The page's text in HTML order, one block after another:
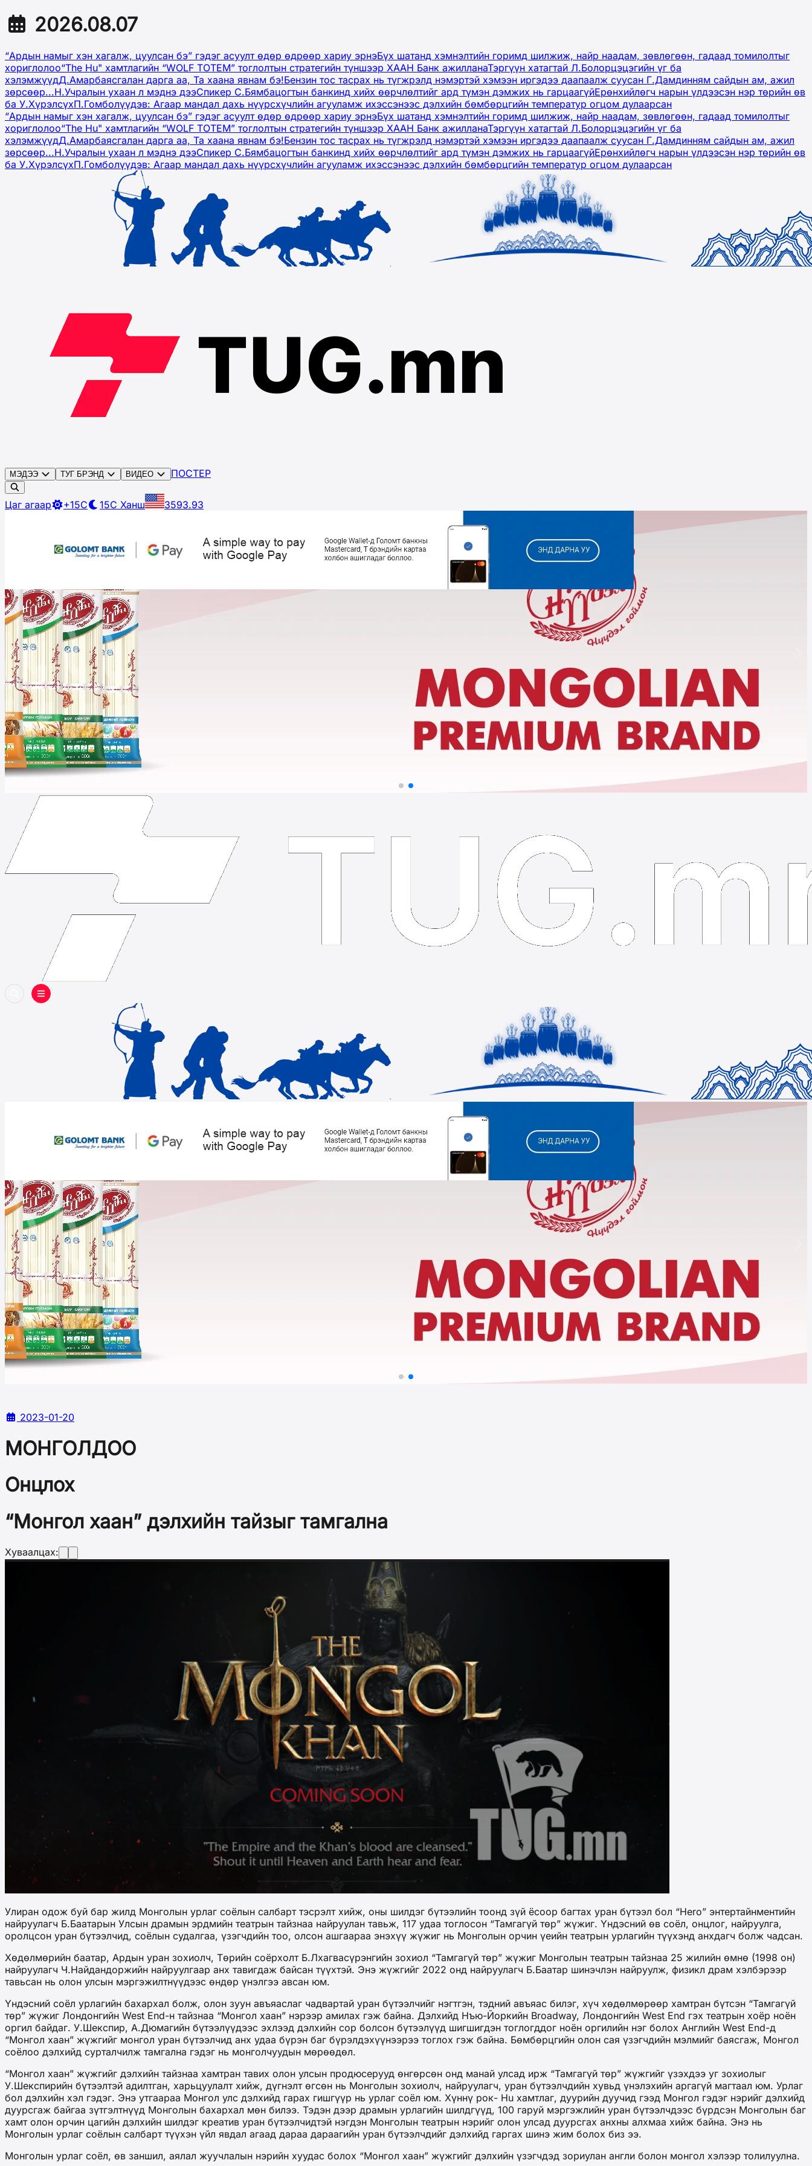
2026.08.07
“Ардын намыг хэн хагалж, цуулсан бэ” гэдэг асуулт өдөр өдрөөр хариу эрнэБүх шатанд хэмнэлтийн горимд шилжиж, найр наадам, зөвлөгөөн, гадаад томилолтыг
хориглолоо“The Hu" хамтлагийн “WOLF TOTEM” тоглолтын стратегийн түншээр ХААН Банк ажилланаТэргүүн хатагтай Л.Болорцэцэгийн үг ба
хэлэмжүүдД.Амарбаясгалан дарга аа, Та хаана явнам бэ!Бензин тос тасрах нь түгжрэлд нэмэртэй хэмээн иргэдээ даапаалж суусан Г.Дамдинням сайдын ам, ажил
зөрсөөр...Н.Учралын ухаан л мэднэ дээСпикер С.Бямбацогтын банкинд хийх өөрчлөлтийг ард түмэн дэмжих нь гарцаагүйЕрөнхийлөгч нарын үлдээсэн нэр төрийн өв
ба У.ХүрэлсүхП.Гомболүүдэв: Агаар мандал дахь нүүрсхүчлийн агууламж ихэссэнээс дэлхийн бөмбөрцгийн температур огцом дулаарсан
“Ардын намыг хэн хагалж, цуулсан бэ” гэдэг асуулт өдөр өдрөөр хариу эрнэБүх шатанд хэмнэлтийн горимд шилжиж, найр наадам, зөвлөгөөн, гадаад томилолтыг
хориглолоо“The Hu" хамтлагийн “WOLF TOTEM” тоглолтын стратегийн түншээр ХААН Банк ажилланаТэргүүн хатагтай Л.Болорцэцэгийн үг ба
хэлэмжүүдД.Амарбаясгалан дарга аа, Та хаана явнам бэ!Бензин тос тасрах нь түгжрэлд нэмэртэй хэмээн иргэдээ даапаалж суусан Г.Дамдинням сайдын ам, ажил
зөрсөөр...Н.Учралын ухаан л мэднэ дээСпикер С.Бямбацогтын банкинд хийх өөрчлөлтийг ард түмэн дэмжих нь гарцаагүйЕрөнхийлөгч нарын үлдээсэн нэр төрийн өв
ба У.ХүрэлсүхП.Гомболүүдэв: Агаар мандал дахь нүүрсхүчлийн агууламж ихэссэнээс дэлхийн бөмбөрцгийн температур огцом дулаарсан
МЭДЭЭ ТУГ БРЭНД ВИДЕО ПОСТЕР
Цаг агаар +15C 15C Ханш 3593.93
2023-01-20
МОНГОЛДОО
Онцлох
“Монгол хаан” дэлхийн тайзыг тамгална
Хуваалцах:
Улиран одож буй бар жилд Монголын урлаг соёлын салбарт тэсрэлт хийж, оны шилдэг бүтээлийн тоонд зүй ёсоор багтах уран бүтээл бол “Hero” энтертайнментийн
найруулагч Б.Баатарын Улсын драмын эрдмийн театрын тайзнаа найруулан тавьж, 117 удаа тоглосон “Тамгагүй төр” жүжиг. Үндэсний өв соёл, онцлог, найруулга,
оролцсон уран бүтээлчид, соёлын судалгаа, үзэгчдийн тоо, олсон ашгаараа энэхүү жүжиг нь Монголын орчин үеийн театрын урлагийн түүхэнд анхдагч болж чадсан.
Хөдөлмөрийн баатар, Ардын уран зохиолч, Төрийн соёрхолт Б.Лхагвасүрэнгийн зохиол “Тамгагүй төр” жүжиг Монголын театрын тайзнаа 25 жилийн өмнө (1998 он)
найруулагч Ч.Найдандоржийн найруулгаар анх тавигдаж байсан түүхтэй. Энэ жүжгийг 2022 онд найруулагч Б.Баатар шинэчлэн найруулж, физикл драм хэлбэрээр
тавьсан нь олон улсын мэргэжилтнүүдээс өндөр үнэлгээ авсан юм.
Үндэсний соёл урлагийн бахархал болж, олон зуун авъяаслаг чадвартай уран бүтээлчийг нэгтгэн, тэдний авъяас билэг, хүч хөдөлмөрөөр хамтран бүтсэн “Тамгагүй
төр” жүжиг Лондонгийн West End-н тайзнаа “Монгол хаан” нэрээр амилах гэж байна. Дэлхийд Нъю-Йоркийн Broadway, Лондонгийн West End гэх театрын хоёр ноён
оргил байдаг. У.Шекспир, А.Дюмагийн бүтээлүүдээс эхлээд дэлхийн сор болсон бүтээлүүд шигшигдэн тоглогддог ноён оргилийн нэг болох Английн West End-д
“Монгол хаан” жүжгийг монгол уран бүтээлчид анх удаа бүрэн баг бүрэлдэхүүнээрээ тоглох гэж байна. Бөмбөрцгийн олон сая үзэгчдийн мэлмийг баясгаж, Монгол
соёлоо дэлхийд сурталчилж тамгална гэдэг нь монголчуудын мөрөөдөл.
“Монгол хаан” жүжгийг дэлхийн тайзнаа хамтран тавих олон улсын продюсерууд өнгөрсөн онд манай улсад ирж “Тамгагүй төр” жүжгийг үзэхдээ уг зохиолыг
У.Шекспирийн бүтээлтэй адилтган, харьцуулалт хийж, дүгнэлт өгсөн нь Монголын зохиолч, найруулагч, уран бүтээлчдийн хувьд үнэлэхийн аргагүй магтаал юм. Урлаг
бол дэлхийн хэл гэдэг. Энэ утгаараа Монгол улс дэлхийд гарах гишгүүр нь урлаг соёл юм. Хүннү рок- Hu хамтлаг, дуурийн дуучид гээд Монгол гэдэг нэрийг дэлхийд
дуурсгаж байгаа зүтгэлтнүүд Монголын бахархал мөн билээ. Тэдэн дээр драмын урлагийн шилдгүүд, 100 гаруй мэргэжлийн уран бүтээлчдээс бүрдсэн Монголын баг
хамт олон орчин цагийн дэлхийн шилдэг креатив уран бүтээлчидтэй нэгдэн Монголын театрын нэрийг олон улсад дуурсгах анхны алхмаа хийж байна. Энэ нь
Монголын урлаг соёлын салбарт түүхэн үйл явдал агаад дараа дараагийн уран бүтээлчдийг дэлхийд гаргах шинэ жим болох биз ээ.
Монголын урлаг соёл, өв заншил, аялал жуучлалын нэрийн хуудас болох “Монгол хаан” жүжгийг дэлхийн үзэгчдэд зориулан англи болон монгол хэлээр толилуулна.